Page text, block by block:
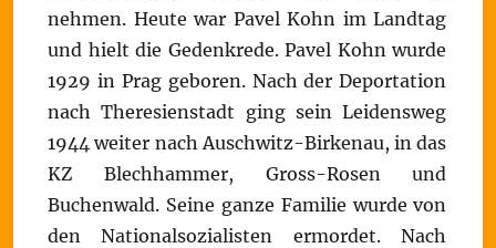
nehmen. Heute war Pavel Kohn im Landtag
und hielt die Gedenkrede. Pavel Kohn wurde
1929 in Prag geboren. Nach der Deportation
nach Theresienstadt ging sein Leidensweg
1944 weiter nach Auschwitz-Birkenau, in das
KZ Blechhammer, Gross-Rosen und
Buchenwald. Seine ganze Familie wurde von
den Nationalsozialisten ermordet. Nach